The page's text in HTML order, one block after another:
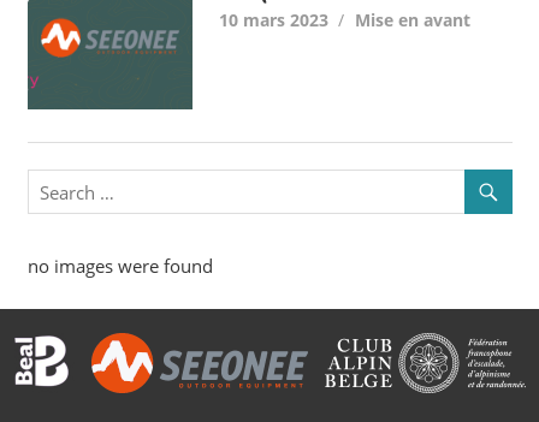
10 mars 2023 Mise en avant
no images were found